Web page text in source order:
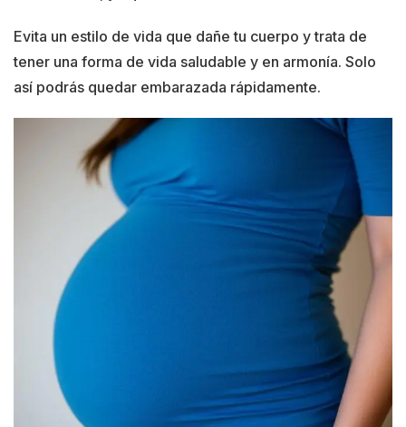
Evita un estilo de vida que dañe tu cuerpo y trata de
tener una forma de vida saludable y en armonía. Solo
así podrás quedar embarazada rápidamente.